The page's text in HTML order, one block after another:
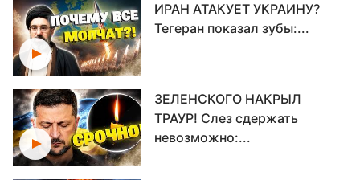
ИРАН АТАКУЕТ УКРАИНУ?
Тегеран показал зубы:...
ЗЕЛЕНСКОГО НАКРЫЛ
ТРАУР! Слез сдержать
невозможно:...